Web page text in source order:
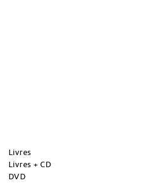
Livres
Livres + CD
DVD